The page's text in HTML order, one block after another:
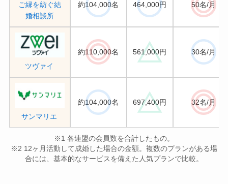
ご縁を紡ぐ結
婚相談所
約104,000名 464,000円 50名/月
ツヴァイ
約110,000名 561,000円 30名/月
サンマリエ
約104,000名 697,400円 32名/月
※1 各連盟の会員数を合計したもの。
※2 12ヶ月活動して成婚した場合の金額。複数のプランがある場
合には、基本的なサービスを備えた人気プランで比較。